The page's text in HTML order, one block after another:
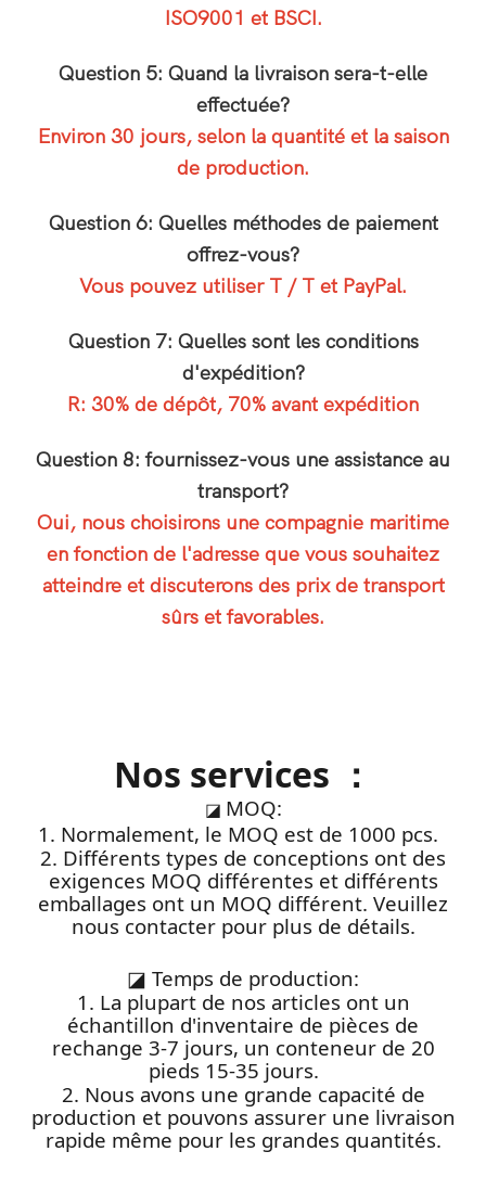
ISO9001 et BSCI.
Question 5: Quand la livraison sera-t-elle
effectuée?
Environ 30 jours, selon la quantité et la saison
de production.
Question 6: Quelles méthodes de paiement
offrez-vous?
Vous pouvez utiliser T / T et PayPal.
Question 7: Quelles sont les conditions
d'expédition?
R: 30% de dépôt, 70% avant expédition
Question 8: fournissez-vous une assistance au
transport?
Oui, nous choisirons une compagnie maritime
en fonction de l'adresse que vous souhaitez
atteindre et discuterons des prix de transport
sûrs et favorables.
Nos services ：
◪ MOQ:
1. Normalement, le MOQ est de 1000 pcs.
2. Différents types de conceptions ont des
exigences MOQ différentes et différents
emballages ont un MOQ différent. Veuillez
nous contacter pour plus de détails.
◪ Temps de production:
1. La plupart de nos articles ont un
échantillon d'inventaire de pièces de
rechange 3-7 jours, un conteneur de 20
pieds 15-35 jours.
2. Nous avons une grande capacité de
production et pouvons assurer une livraison
rapide même pour les grandes quantités.